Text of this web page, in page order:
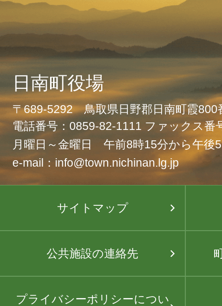
日南町役場
〒689-5292 鳥取県日野郡日南町霞800
電話番号：0859-82-1111 ファックス番
月曜日～金曜日 午前8時15分から午後
e-mail：info@town.nichinan.lg.jp
サイトマップ
公共施設の連絡先
プライバシーポリシーについ